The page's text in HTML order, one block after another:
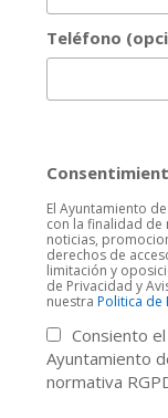
Teléfono
El Ayuntamiento
con la finalidad
noticias,
derechos de
limitación y
de Privacidad y
nuestra Politica de
Consiento
Ayuntamiento
normativa